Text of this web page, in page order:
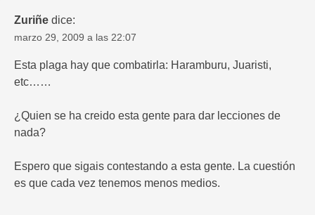
Zuriñe dice:
marzo 29, 2009 a las 22:07
Esta plaga hay que combatirla: Haramburu, Juaristi,
etc……
¿Quien se ha creido esta gente para dar lecciones de
nada?
Espero que sigais contestando a esta gente. La cuestión
es que cada vez tenemos menos medios.